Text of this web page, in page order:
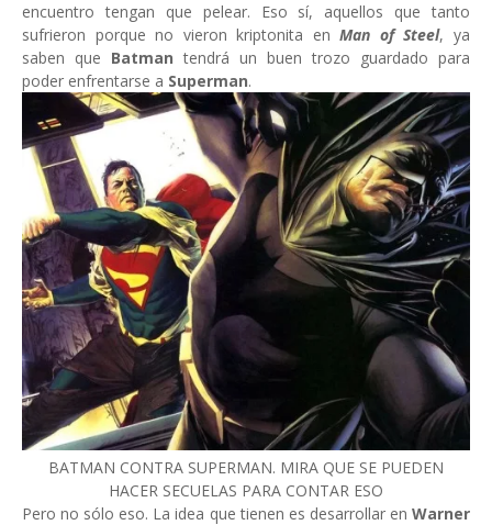
encuentro tengan que pelear. Eso sí, aquellos que tanto
sufrieron porque no vieron kriptonita enMan of Steel, ya
saben que Batman tendrá un buen trozo guardado para
poder enfrentarse a Superman.
BATMAN CONTRA SUPERMAN. MIRA QUE SE PUEDEN
HACER SECUELAS PARA CONTAR ESO
Pero no sólo eso. La idea que tienen es desarrollar en Warner